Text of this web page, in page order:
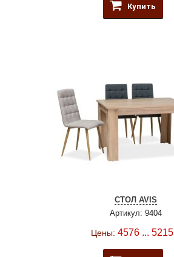
Купить
СТОЛ AVIS
Артикул: 9404
Цены: 4576 ... 5215